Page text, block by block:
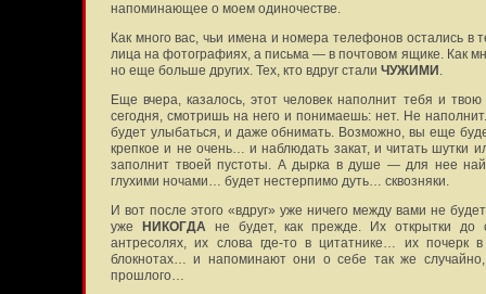
напоминающее о моем одиночестве.
Как много вас, чьи имена и номера телефонов остались
лица на фотографиях, а письма — в почтовом ящике. Как
но еще больше других. Тех, кто вдруг стали ЧУЖИМИ .
Еще вчера, казалось, этот человек наполнит тебя и
сегодня, смотришь на него и понимаешь: нет. Не
будет улыбаться, и даже обнимать. Возможно, вы еще
крепкое и не очень… и наблюдать закат, и читать шутки
заполнит твоей пустоты. А дырка в душе — для нее
глухими ночами… будет нестерпимо дуть… сквозняки.
И вот после этого «вдруг» уже ничего между вами не
уже
НИКОГДАне будет, как прежде. Их открытки до
антресолях, их слова где-то в цитатнике… их почерк
блокнотах… и напоминают они о себе так же случайно,
прошлого…